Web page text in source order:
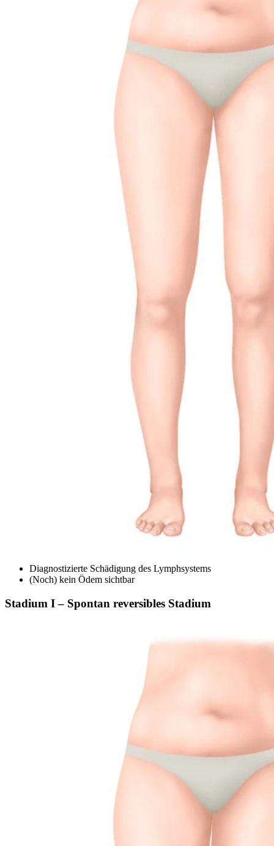
Diagnostizierte Schädigung des Lymphsystems
(Noch) kein Ödem sichtbar
Stadium I – Spontan reversibles Stadium